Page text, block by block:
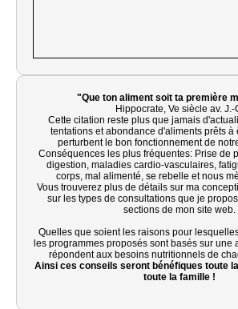
"Que ton aliment soit ta première
Hippocrate, Ve siècle av. J.-
Cette citation reste plus que jamais
tentations et abondance d'aliments prêts à
perturbent le bon fonctionnement de
Conséquences les plus fréquentes: Prise de
digestion, maladies cardio-vasculaires,
corps, mal alimenté, se rebelle et nous
Vous trouverez plus de détails sur ma
sur les types de consultations que je
sections de mon site web.
Quelles que soient les raisons pour
les programmes proposés sont basés sur une
répondent aux besoins nutritionnels de
Ainsi ces conseils seront bénéfiques toute
toute la famille !